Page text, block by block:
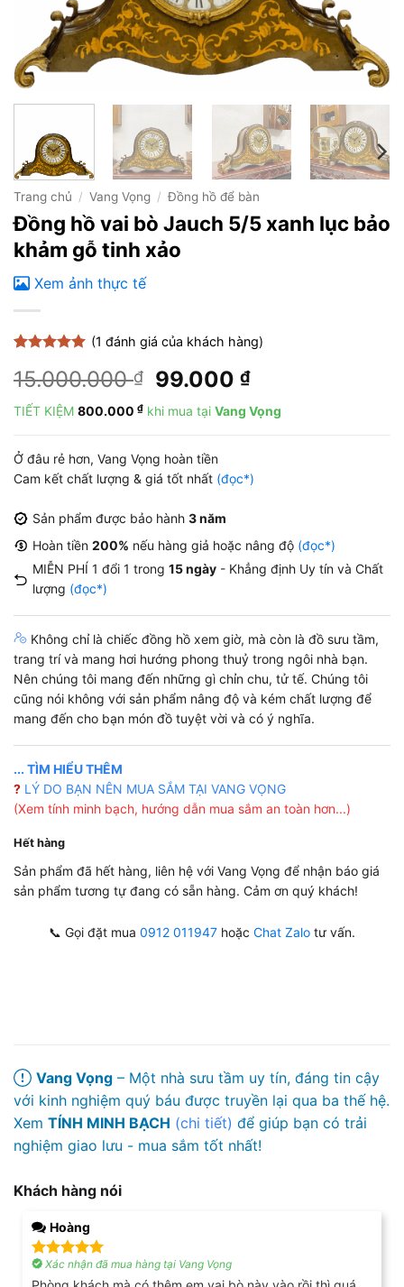
Trang chủ / Vang Vọng / Đồng hồ để bàn
Đồng hồ vai bò Jauch 5/5 xanh lục bảo
khảm gỗ tinh xảo
Xem ảnh thực tế
dựa trên
đánh giá
(1 đánh giá của khách hàng)
15.000.000₫
Giá
gốc
là:
99.000₫Giá
hiện
tại
TIẾT KIỆM 800.000 ₫ khi mua tại Vang Vọng
Ở đâu rẻ hơn, Vang Vọng hoàn tiền
Cam kết chất lượng & giá tốt nhất (đọc*)
Sản phẩm được bảo hành 3 năm
Hoàn tiền 200% nếu hàng giả hoặc nâng độ (đọc*)
MIỄN PHÍ 1 đổi 1 trong 15 ngày - Khẳng định Uy tín và Chất
lượng (đọc*)
Không chỉ là chiếc đồng hồ xem giờ, mà còn là đồ sưu tầm,
trang trí và mang hơi hướng phong thuỷ trong ngôi nhà bạn.
Nên chúng tôi mang đến những gì chỉn chu, tử tế. Chúng tôi
cũng nói không với sản phẩm nâng độ và kém chất lượng để
mang đến cho bạn món đồ tuyệt vời và có ý nghĩa.
... TÌM HIỂU THÊM
? LÝ DO BẠN NÊN MUA SẮM TẠI VANG VỌNG
(Xem tính minh bạch, hướng dẫn mua sắm an toàn hơn...)
Hết hàng
Sản phẩm đã hết hàng, liên hệ với Vang Vọng để nhận báo giá
sản phẩm tương tự đang có sẵn hàng. Cảm ơn quý khách!
📞 Gọi đặt mua 0912 011947 hoặc Chat Zalo tư vấn.
Vang Vọng – Một nhà sưu tầm uy tín, đáng tin cậy
với kinh nghiệm quý báu được truyền lại qua ba thế hệ.
Xem TÍNH MINH BẠCH (chi tiết) để giúp bạn có trải
nghiệm giao lưu - mua sắm tốt nhất!
Khách hàng nói
Hoàng
Được xếp
hạng5 5
Xác nhận đã mua hàng tại Vang Vọng